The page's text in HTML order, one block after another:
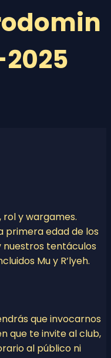
rol y wargames.
primera edad de los
nuestros tentáculos
Mu y R’lyeh.
que invocarnos
que te invite al club,
al público ni